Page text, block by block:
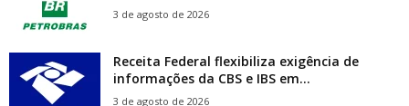
3 de agosto de 2026
Receita Federal flexibiliza exigência de
informações da CBS e IBS em...
3 de agosto de 2026